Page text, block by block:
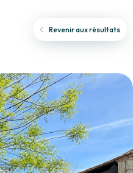
Revenir aux résultats